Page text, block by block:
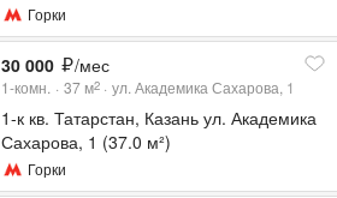
Горки
30 000 /мес
1-комн. 37 м2 ул. Академика Сахарова, 1
1-к кв. Татарстан, Казань ул. Академика
Сахарова, 1 (37.0 м²)
Горки